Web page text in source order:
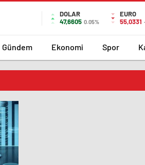
DOLAR
47,6605 0.05%
EURO
55,0331
Gündem Ekonomi Spor